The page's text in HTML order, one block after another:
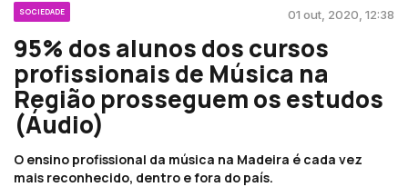
SOCIEDADE 01 out, 2020, 12:38
95% dos alunos dos cursos
profissionais de Música na
Região prosseguem os estudos
(Áudio)
O ensino profissional da música na Madeira é cada vez
mais reconhecido, dentro e fora do país.